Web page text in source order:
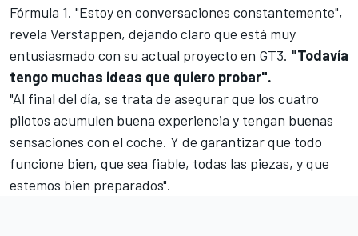
Fórmula 1. "Estoy en conversaciones constantemente",
revela Verstappen, dejando claro que está muy
entusiasmado con su actual proyecto en GT3. "Todavía
tengo muchas ideas que quiero probar".
"Al final del día, se trata de asegurar que los cuatro
pilotos acumulen buena experiencia y tengan buenas
sensaciones con el coche. Y de garantizar que todo
funcione bien, que sea fiable, todas las piezas, y que
estemos bien preparados".